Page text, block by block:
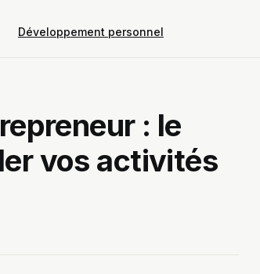
Développement personnel
: le
vos activités